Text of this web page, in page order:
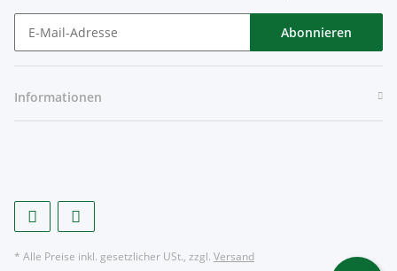
Abonnieren
Informationen
* Alle Preise inkl. gesetzlicher USt., zzgl. Versand